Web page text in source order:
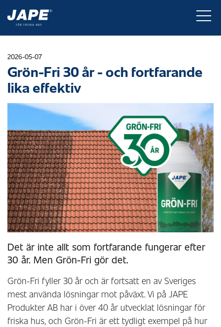
2026-05-07
Grön-Fri 30 år - och fortfarande
lika effektiv
Det är inte allt som fortfarande fungerar efter
30 år. Men Grön-Fri gör det.
Grön-Fri fyller 30 år och är fortsatt en av Sveriges
mest använda lösningar mot påväxt. Vi på JAPE
Produkter AB har i över 40 år utvecklat lösningar för
friska hus, och Grön-Fri är ett tydligt exempel på hur